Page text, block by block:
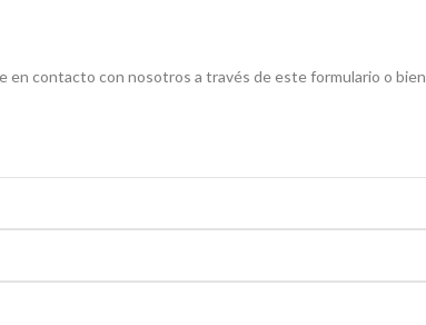
en contacto con nosotros a través de este formulario o bien